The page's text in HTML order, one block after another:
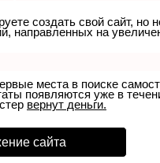
создать свой сайт, но
направленных на
места в поиске
появляются уже в
вернут деньги.
сайта